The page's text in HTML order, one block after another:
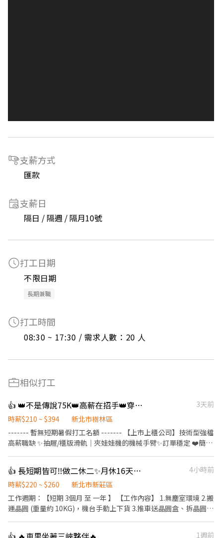
支薪方式
匯款
支薪日
隔日 / 隔週 / 隔月10號
打工日期
不限日期
長期兼職
打工時間
08:30 ~ 17:30 / 需求人數：20 人
相似打工
👍 👑不是傳說75K👑高薪在招手👑穿便服上班【週領高達7200】✨週休二日#高錄取
3天前
時薪$210 ~ $394
新北市樹林區
------- 暫無短期暑假打工名額 ------- 【上市上櫃公司】技術型強檔
高薪職缺 ✨抽屜/櫃版滑軌｜夾娃娃機的機械手臂✨訂單穩定 ❤️簡單
上工免無塵衣 ⭐️提供免費機車位汽車位 ⭐️提供美味員工餐廳 ⭐️提供
吸菸區 ⭐️廠內有便利商店 - 【工作地點】新北市樹林區三多路➜近三
多國中 【工作內容】滾珠螺桿／線性滑軌 機台操作、組裝、檢驗➜
久站 【休息時間】中午休息1h 上下午各10分 【休假方式】週休二
日 【上班時間/薪資】-含津貼加班- ➡️日班08:00~17:00 時薪$210
👍 長短期皆可‼️做二休二✨月休16天🔥晶圓搬運員 💥可短期2-3個月
4小時前
時薪$220 ~ $260
新北市新莊區
工作週期：【短期 3個月 至 一年 】 【工作內容】 1.無塵室環境 2.搬
運晶圓 (重量約 10KG)，機台手動上下貨 3.推車送晶圓盒、拆晶圓外
1週前